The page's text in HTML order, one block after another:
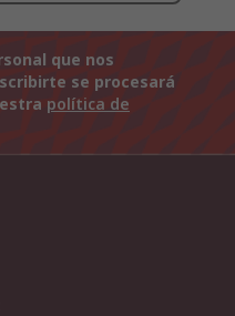
que nos
se procesará
política de